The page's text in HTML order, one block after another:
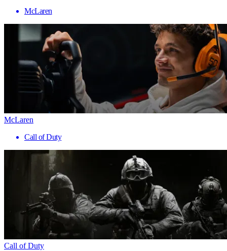
McLaren
McLaren
Call of Duty
Call of Duty